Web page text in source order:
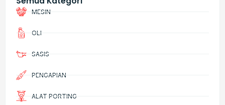
MESIN
OLI
SASIS
PENGAPIAN
ALAT PORTING